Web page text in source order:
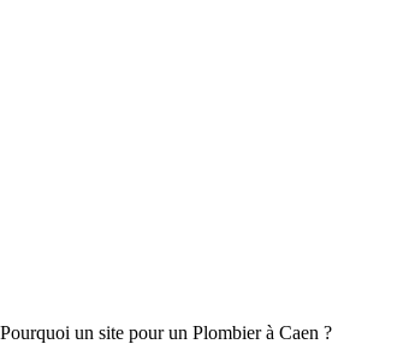
Pourquoi un site pour un Plombier à Caen ?